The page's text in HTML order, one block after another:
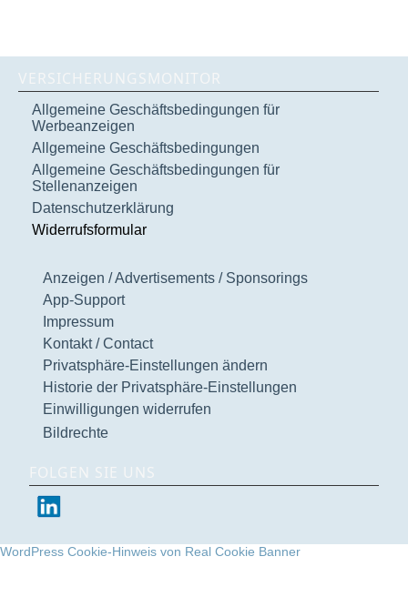
VERSICHERUNGSMONITOR
Allgemeine Geschäftsbedingungen für
Werbeanzeigen
Allgemeine Geschäftsbedingungen
Allgemeine Geschäftsbedingungen für
Stellenanzeigen
Datenschutzerklärung
Widerrufsformular
Anzeigen / Advertisements / Sponsorings
App-Support
Impressum
Kontakt / Contact
Privatsphäre-Einstellungen ändern
Historie der Privatsphäre-Einstellungen
Einwilligungen widerrufen
Bildrechte
FOLGEN SIE UNS
WordPress Cookie-Hinweis von Real Cookie Banner